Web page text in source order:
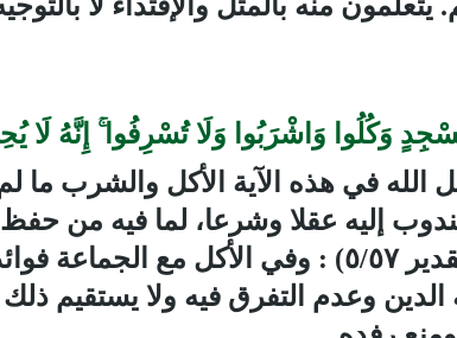
وَكُلُوا وَاشْرَبُوا وَلَا تُسْرِفُوا ۚ إِنَّهُ لَا
في هذه الآية الأكل والشرب ما
إليه عقلا وشرعا، لما فيه من
٥/٥٧) : وفي الأكل مع الجماعة
الدين وعدم التفرق فيه ولا يستقيم ذلك